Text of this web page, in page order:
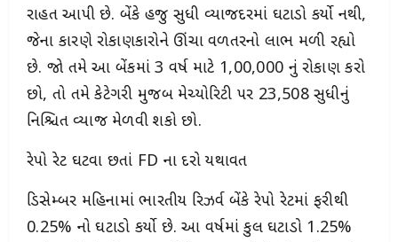
રાહત આપી છે. બેંકે હજુ સુધી વ્યાજદરમાં ઘટાડો કર્યો નથી,
જેના કારણે રોકાણકારોને ઊંચા વળતરનો લાભ મળી રહ્યો
છે. જો તમે આ બેંકમાં 3 વર્ષ માટે ₹1,00,000 નું રોકાણ કરો
છો, તો તમે કેટેગરી મુજબ મેચ્યોરિટી પર ₹23,508 સુધીનું
નિશ્ચિત વ્યાજ મેળવી શકો છો.
રેપો રેટ ઘટવા છતાં FD ના દરો યથાવત
ડિસેમ્બર મહિનામાં ભારતીય રિઝર્વ બેંકે રેપો રેટમાં ફરીથી
0.25% નો ઘટાડો કર્યો છે. આ વર્ષમાં કુલ ઘટાડો 1.25%